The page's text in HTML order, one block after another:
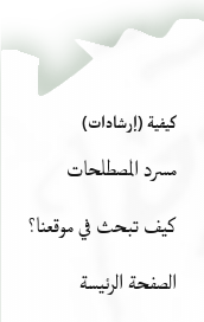
كيفية (إرشادات)
مسرد المصطلحات
كيف تبحث في موقعنا؟
الصفحة الرئيسة